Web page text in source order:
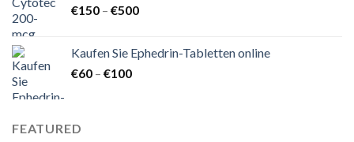
€150 – €500Preisspanne:
€500
Kaufen Sie Ephedrin-Tabletten online
€60 – €100Preisspanne:
FEATURED